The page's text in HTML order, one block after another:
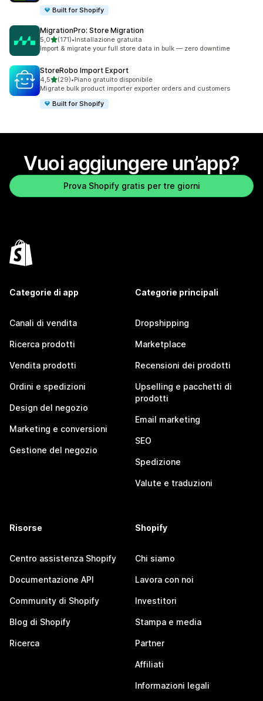
Built for Shopify
MigrationPro: Store Migration
5,0stelle su 5
(171)
171 recensioni totali
•Installazione gratuita
Import & migrate your full store data in bulk — zero downtime
StoreRobo Import Export
4,5stelle su 5
(29)
29 recensioni totali
•Piano gratuito disponibile
Migrate bulk product importer exporter orders and customers
Built for Shopify
Vuoi aggiungere un’app?
Prova Shopify gratis per tre giorni
Categorie di app
Canali di vendita
Ricerca prodotti
Vendita prodotti
Ordini e spedizioni
Design del negozio
Marketing e conversioni
Gestione del negozio
Categorie principali
Dropshipping
Marketplace
Recensioni dei prodotti
Upselling e pacchetti di
prodotti
Email marketing
SEO
Spedizione
Valute e traduzioni
Risorse
Centro assistenza Shopify
Documentazione API
Community di Shopify
Blog di Shopify
Ricerca
Shopify
Chi siamo
Lavora con noi
Investitori
Stampa e media
Partner
Affiliati
Informazioni legali